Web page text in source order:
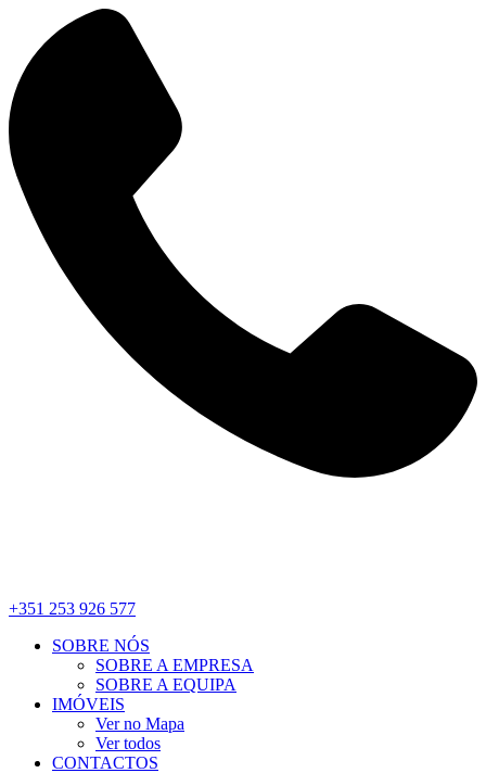
+351 253 926 577
SOBRE NÓS
SOBRE A EMPRESA
SOBRE A EQUIPA
IMÓVEIS
Ver no Mapa
Ver todos
CONTACTOS